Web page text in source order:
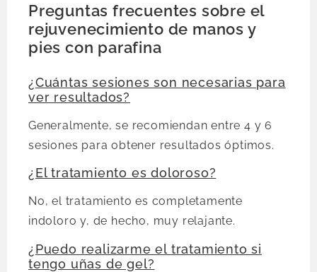
Preguntas frecuentes sobre el
rejuvenecimiento de manos y
pies con parafina
¿Cuántas sesiones son necesarias para
ver resultados?
Generalmente, se recomiendan entre 4 y 6
sesiones para obtener resultados óptimos.
¿El tratamiento es doloroso?
No, el tratamiento es completamente
indoloro y, de hecho, muy relajante.
¿Puedo realizarme el tratamiento si
tengo uñas de gel?